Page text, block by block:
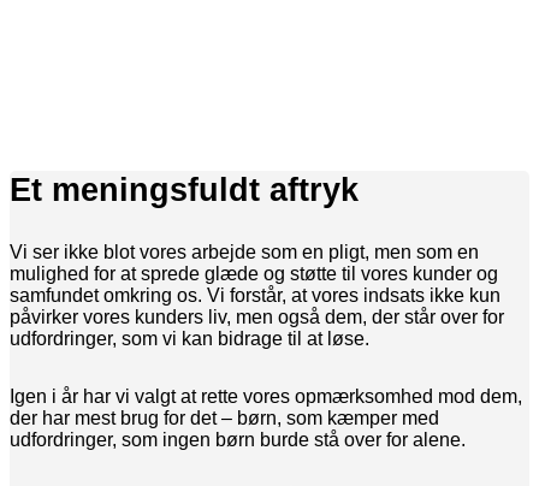
Et meningsfuldt aftryk
Vi ser ikke blot vores arbejde som en pligt, men som en
mulighed for at sprede glæde og støtte til vores kunder og
samfundet omkring os. Vi forstår, at vores indsats ikke kun
påvirker vores kunders liv, men også dem, der står over for
udfordringer, som vi kan bidrage til at løse.
Igen i år har vi valgt at rette vores opmærksomhed mod dem,
der har mest brug for det – børn, som kæmper med
udfordringer, som ingen børn burde stå over for alene.